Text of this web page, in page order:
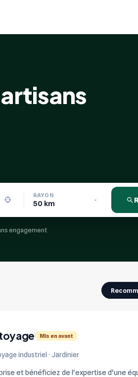
RAYON
engagement
Mis en avant
industriel · Jardinier
et bénéficiez de l'expertise d'une